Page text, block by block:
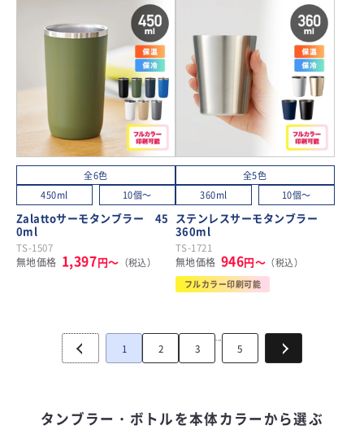
全6色
450ml
10個～
Zalattoサーモタンブラー 45
0ml
TS-1507
無地価格 1,397円～ （税込）
全5色
360ml
10個～
ステンレスサーモタンブラー
360ml
TS-1721
無地価格 946円～ （税込）
フルカラー印刷可能
1 2 3 5
タンブラー・ボトルを本体カラーから選ぶ